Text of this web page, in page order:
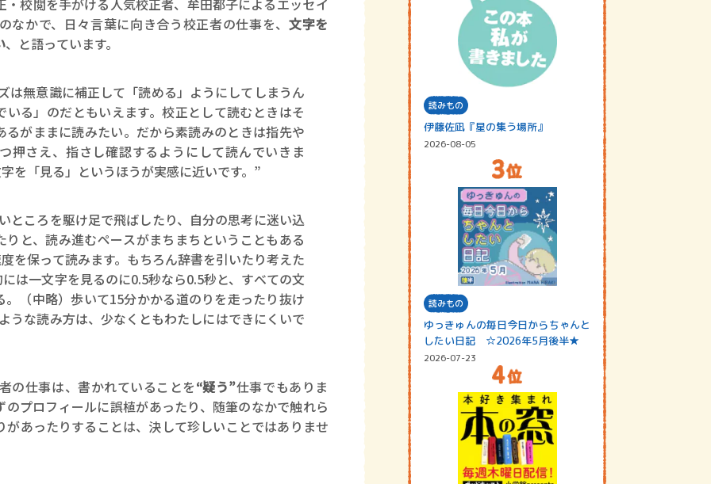
校閲を手がける人気校正者、 牟田都子によるエッセイ
なかで、日々言葉に向き合う校正者の仕事を、 文字を
、と語っています。
は無意識に補正して「読める」ようにしてしまうん
る」のだともいえます。校正として読むときはそ
がままに読みたい。だから素読みのときは指先や
押さえ、指さし確認するようにして読んでいきま
を「見る」というほうが実感に近いです。”
ところを駆け足で飛ばしたり、自分の思考に迷い込
と、読み進むペースがまちまちということもある
を保って読みます。もちろん辞書を引いたり考えた
は一文字を見るのに0.5秒なら0.5秒と、すべての文
（中略）歩いて15分かかる道のりを走ったり抜け
うな読み方は、少なくともわたしにはできにくいで
の仕事は、書かれていることを“疑う”仕事でもありま
プロフィールに誤植があったり、随筆のなかで触れら
あったりすることは、決して珍しいことではありませ
読みもの
伊藤佐凪『星の集う場所』
2026-08-05
読みもの
ゆっきゅんの毎日今日からちゃんと
したい日記 ☆2026年5月後半★
2026-07-23